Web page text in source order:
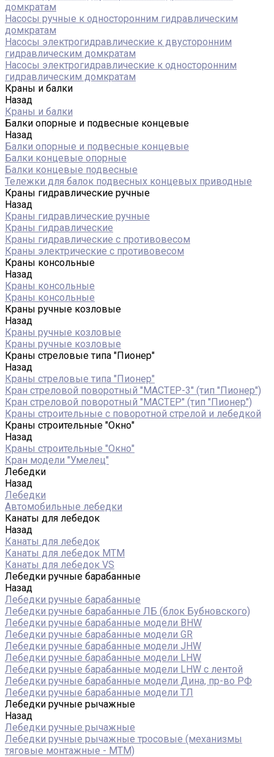
домкратам
Насосы ручные к односторонним гидравлическим
домкратам
Насосы электрогидравлические к двусторонним
гидравлическим домкратам
Насосы электрогидравлические к односторонним
гидравлическим домкратам
Краны и балки
Назад
Краны и балки
Балки опорные и подвесные концевые
Назад
Балки опорные и подвесные концевые
Балки концевые опорные
Балки концевые подвесные
Тележки для балок подвесных концевых приводные
Краны гидравлические ручные
Назад
Краны гидравлические ручные
Краны гидравлические
Краны гидравлические с противовесом
Краны электрические с противовесом
Краны консольные
Назад
Краны консольные
Краны консольные
Краны ручные козловые
Назад
Краны ручные козловые
Краны ручные козловые
Краны стреловые типа "Пионер"
Назад
Краны стреловые типа "Пионер"
Кран стреловой поворотный "МАСТЕР-3" (тип "Пионер")
Кран стреловой поворотный "МАСТЕР" (тип "Пионер")
Краны строительные с поворотной стрелой и лебедкой
Краны строительные "Окно"
Назад
Краны строительные "Окно"
Кран модели "Умелец"
Лебедки
Назад
Лебедки
Автомобильные лебедки
Канаты для лебедок
Назад
Канаты для лебедок
Канаты для лебедок MTM
Канаты для лебедок VS
Лебедки ручные барабанные
Назад
Лебедки ручные барабанные
Лебедки ручные барабанные ЛБ (блок Бубновского)
Лебедки ручные барабанные модели BHW
Лебедки ручные барабанные модели GR
Лебедки ручные барабанные модели JHW
Лебедки ручные барабанные модели LHW
Лебедки ручные барабанные модели LHW c лентой
Лебедки ручные барабанные модели Дина, пр-во РФ
Лебедки ручные барабанные модели ТЛ
Лебедки ручные рычажные
Назад
Лебедки ручные рычажные
Лебедки ручные рычажные тросовые (механизмы
тяговые монтажные - МТМ)